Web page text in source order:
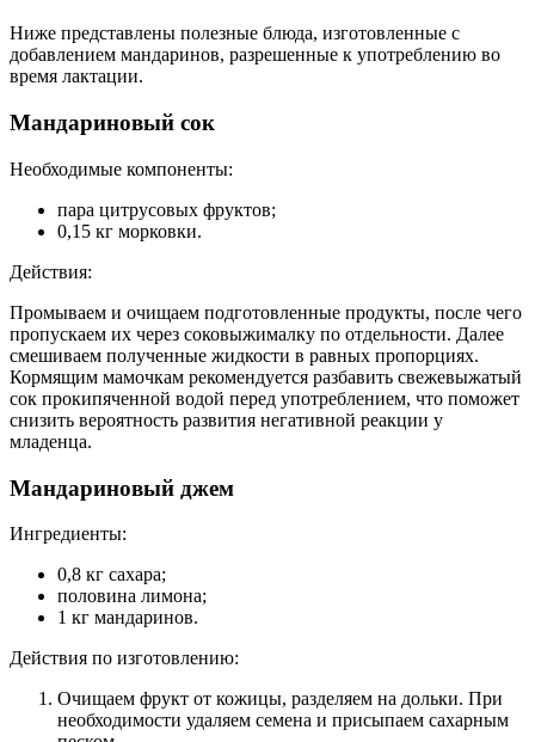
Ниже представлены полезные блюда, изготовленные с
добавлением мандаринов, разрешенные к употреблению во
время лактации.
Мандариновый сок
Необходимые компоненты:
пара цитрусовых фруктов;
0,15 кг морковки.
Действия:
Промываем и очищаем подготовленные продукты, после чего
пропускаем их через соковыжималку по отдельности. Далее
смешиваем полученные жидкости в равных пропорциях.
Кормящим мамочкам рекомендуется разбавить свежевыжатый
сок прокипяченной водой перед употреблением, что поможет
снизить вероятность развития негативной реакции у
младенца.
Мандариновый джем
Ингредиенты:
0,8 кг сахара;
половина лимона;
1 кг мандаринов.
Действия по изготовлению:
Очищаем фрукт от кожицы, разделяем на дольки. При
необходимости удаляем семена и присыпаем сахарным